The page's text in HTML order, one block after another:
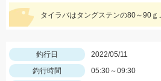
釣行日
2022/05/11
釣行時間
05:30～09:30